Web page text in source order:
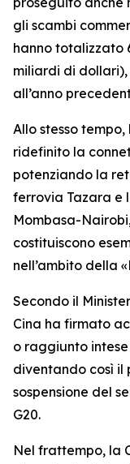
gli scambi
hanno totalizzato
miliardi di dollari),
all’anno
Allo stesso
ridefinito la
potenziando la
ferrovia Tazara e
Mombasa-
costituiscono
nell’ambito della
Secondo il
Cina ha firmato
o raggiunto intese
diventando così il
sospensione del
G20.
Nel frattempo, la